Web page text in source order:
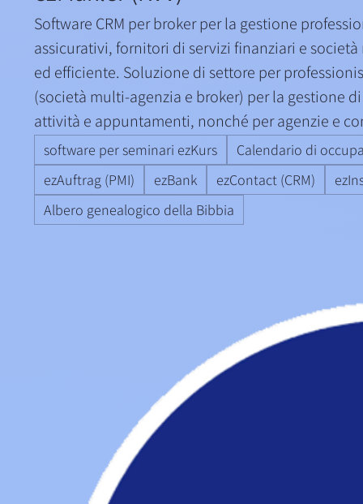
Software CRM per broker per la gestione
assicurativi, fornitori di servizi finanziari e
ed efficiente. Soluzione di settore per
(società multi-agenzia e broker) per la gestione
attività e appuntamenti, nonché per agenzie e
software per seminari ezKurs
Calendario di
ezAuftrag (PMI)
ezBank ezContact (CRM)
Albero genealogico della Bibbia